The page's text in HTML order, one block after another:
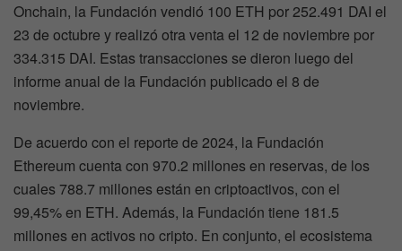
Onchain, la Fundación vendió 100 ETH por 252.491 DAI el
23 de octubre y realizó otra venta el 12 de noviembre por
334.315 DAI. Estas transacciones se dieron luego del
informe anual de la Fundación publicado el 8 de
noviembre.
De acuerdo con el reporte de 2024, la Fundación
Ethereum cuenta con 970.2 millones en reservas, de los
cuales 788.7 millones están en criptoactivos, con el
99,45% en ETH. Además, la Fundación tiene 181.5
millones en activos no cripto. En conjunto, el ecosistema